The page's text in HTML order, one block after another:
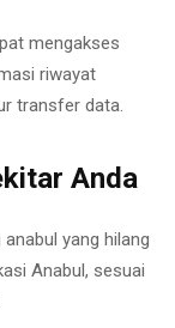
mengakses
riwayat
transfer data.
Anda
yang hilang
Anabul, sesuai